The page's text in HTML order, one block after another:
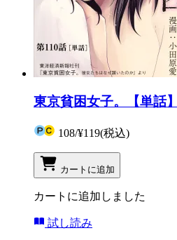
東京貧困女子。【単話
108/¥119(税込)
カートに追加
カートに追加しました
試し読み